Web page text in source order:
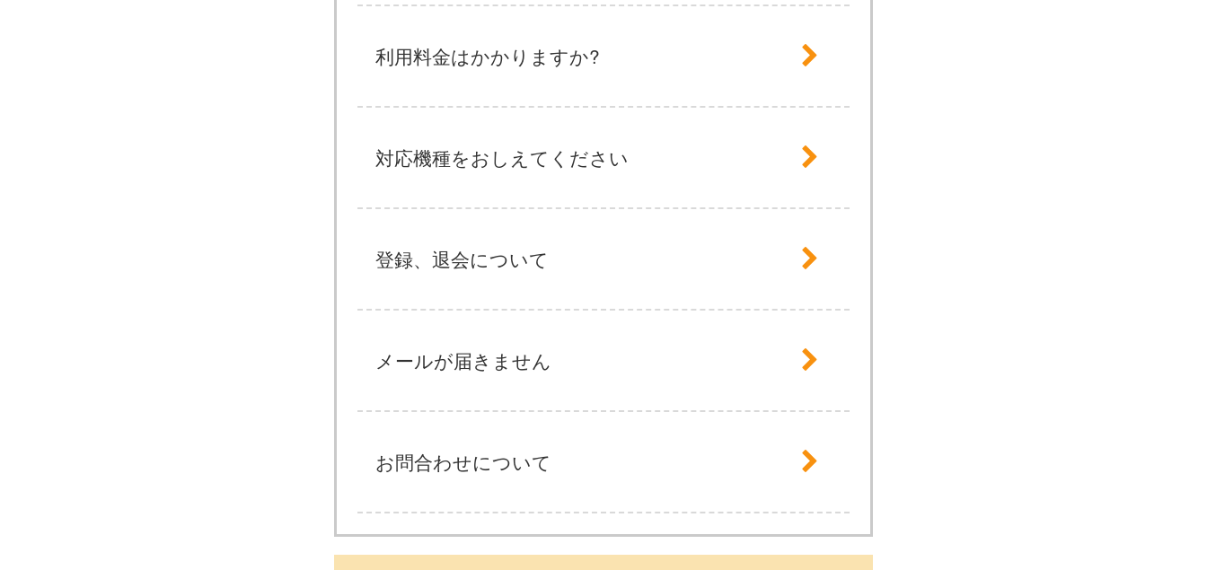
利用料金はかかりますか?
対応機種をおしえてください
登録、退会について
メールが届きません
お問合わせについて